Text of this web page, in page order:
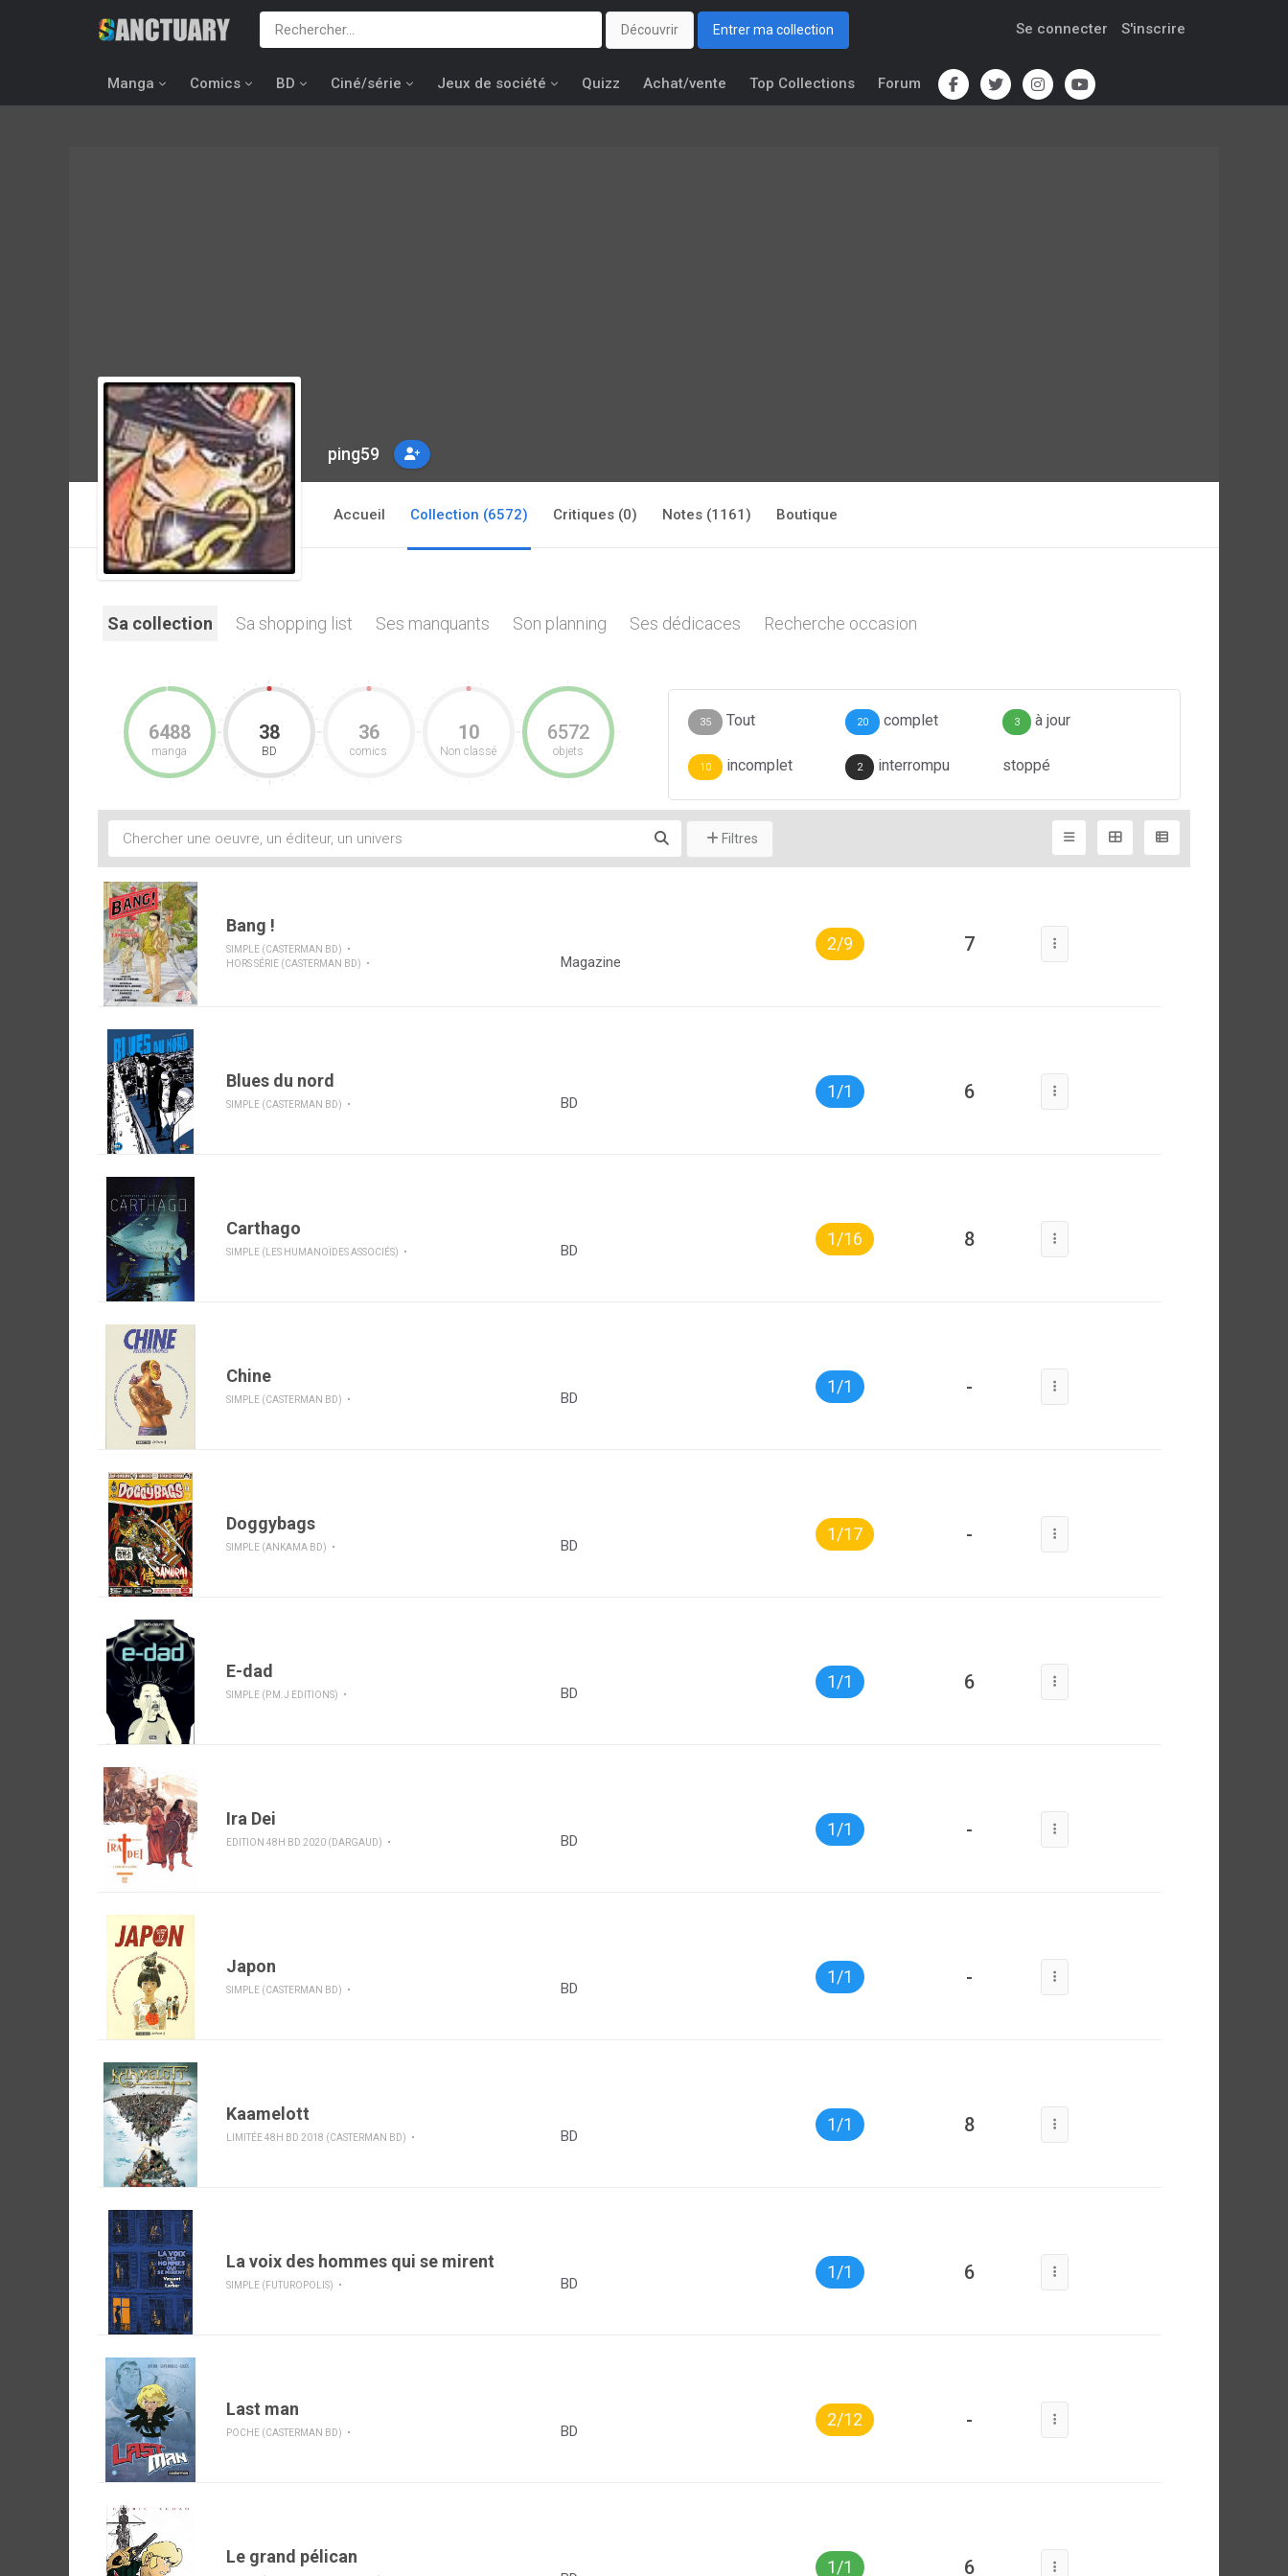
Découvrir Entrer ma collection Se connecter S'inscrire
Manga Comics BD Ciné/série Jeux de société Quizz Achat/vente Top Collections Forum
ping59
Accueil Collection (6572) Critiques (0) Notes (1161) Boutique
Sa collection Sa shopping list Ses manquants Son planning Ses dédicaces Recherche occasion
6488
manga
38
BD
36
comics
10
Non classé
6572
objets
35 Tout 20 complet 3 à jour
10 incomplet 2 interrompu stoppé
Filtres
Bang !
SIMPLE (CASTERMAN BD)
HORS SÉRIE (CASTERMAN BD)
Magazine
2/9 7
Blues du nord
SIMPLE (CASTERMAN BD) BD
1/1 6
Carthago
SIMPLE (LES HUMANOÏDES ASSOCIÉS) BD
1/16 8
Chine
SIMPLE (CASTERMAN BD) BD
1/1 -
Doggybags
SIMPLE (ANKAMA BD) BD
1/17 -
E-dad
SIMPLE (P.M.J EDITIONS) BD
1/1 6
Ira Dei
EDITION 48H BD 2020 (DARGAUD) BD
1/1 -
Japon
SIMPLE (CASTERMAN BD) BD
1/1 -
Kaamelott
LIMITÉE 48H BD 2018 (CASTERMAN BD) BD
1/1 8
La voix des hommes qui se mirent
SIMPLE (FUTUROPOLIS) BD
1/1 6
Last man
POCHE (CASTERMAN BD) BD
2/12 -
Le grand pélican
1/1 6